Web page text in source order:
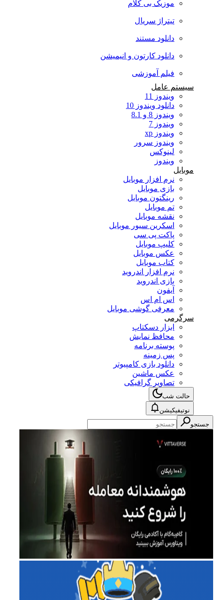
موزیک بی کلام
تیتراژ سریال
دانلود مستند
دانلود کارتون و انیمیشن
فیلم آموزشی
سیستم عامل
ویندوز 11
دانلود ویندوز 10
ویندوز 8 و 8.1
ویندوز 7
ویندوز xp
ویندوز سرور
لینوکس
ویندوز
موبایل
نرم افزار موبایل
بازی موبایل
رینگتون موبایل
تم موبایل
نقشه موبایل
اسکرین سیور موبایل
پاکت پی سی
کلیپ موبایل
عکس موبایل
کتاب موبایل
نرم افزار اندروید
بازی اندروید
آیفون
اس ام اس
معرفی گوشی موبایل
سرگرمی
ابزار دسکتاپ
محافظ نمایش
پوسته برنامه
پس زمینه
دانلود بازی کامپیوتر
عکس ماشین
تصاویر گرافیکی
حالت شب
نوتیفیکیشن
جستجو